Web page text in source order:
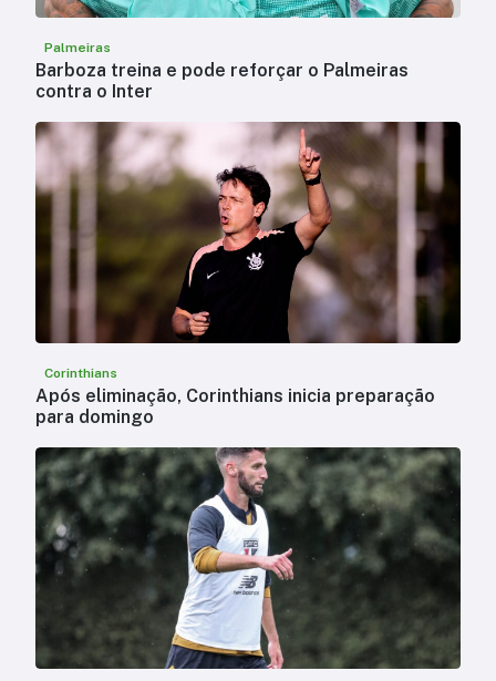
Palmeiras
Barboza treina e pode reforçar o Palmeiras
contra o Inter
Corinthians
Após eliminação, Corinthians inicia preparação
para domingo